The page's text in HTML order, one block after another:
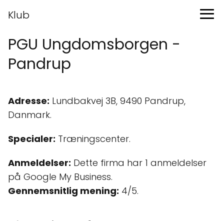
Klub
PGU Ungdomsborgen -
Pandrup
Adresse: Lundbakvej 3B, 9490 Pandrup,
Danmark.
Specialer: Træningscenter.
Anmeldelser: Dette firma har 1 anmeldelser
på Google My Business.
Gennemsnitlig mening: 4/5.